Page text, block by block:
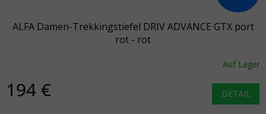
ALFA Damen-Trekkingstiefel DRIV ADVANCE GTX port
rot - rot
Auf Lager
194 € DETAIL